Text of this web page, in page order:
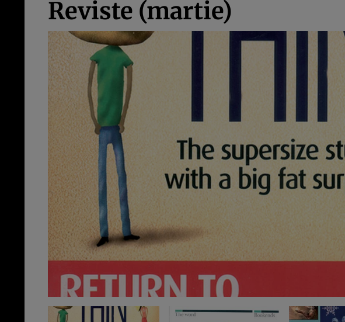
Reviste (martie)